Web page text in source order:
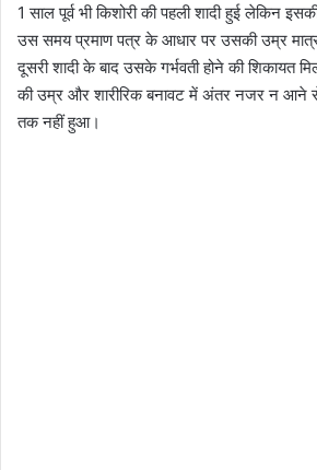
1 साल पूर्व भी किशोरी की पहली शादी हुई लेकिन
उस समय प्रमाण पत्र के आधार पर उसकी उम्र
दूसरी शादी के बाद उसके गर्भवती होने की शिकायत
की उम्र और शारीरिक बनावट में अंतर नजर न आने
तक नहीं हुआ।